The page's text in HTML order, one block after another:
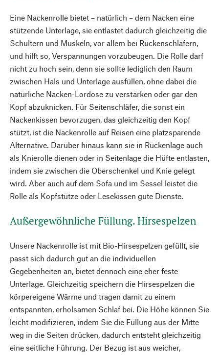
Eine Nackenrolle bietet – natürlich – dem Nacken eine
stützende Unterlage, sie entlastet dadurch gleichzeitig die
Schultern und Muskeln, vor allem bei Rückenschläfern,
und hilft so, Verspannungen vorzubeugen. Die Rolle darf
nicht zu hoch sein, denn sie sollte lediglich den Raum
zwischen Hals und Unterlage ausfüllen, ohne dabei die
natürliche Nacken-Lordose zu verstärken oder gar den
Kopf abzuknicken. Für Seitenschläfer, die sonst ein
Nackenkissen bevorzugen, das gleichzeitig den Kopf
stützt, ist die Nackenrolle auf Reisen eine platzsparende
Alternative. Darüber hinaus kann sie in Rückenlage auch
als Knierolle dienen oder in Seitenlage die Hüfte entlasten,
indem sie zwischen die Oberschenkel und Knie gelegt
wird. Aber auch auf dem Sofa und im Sessel leistet die
Rolle als Kopfstütze oder Lesekissen gute Dienste.
Außergewöhnliche Füllung. Hirsespelzen
Unsere Nackenrolle ist mit Bio-Hirsespelzen gefüllt, sie
passt sich dadurch gut an die individuellen
Gegebenheiten an, bietet dennoch eine eher feste
Unterlage. Gleichzeitig speichern die Hirsespelzen die
körpereigene Wärme und tragen damit zu einem
entspannten, erholsamen Schlaf bei. Die Höhe können Sie
leicht modifizieren, indem Sie die Füllung aus der Mitte
weg in die Seiten drücken, dadurch entsteht gleichzeitig
eine seitliche Führung. Der Bezug ist aus weicher,